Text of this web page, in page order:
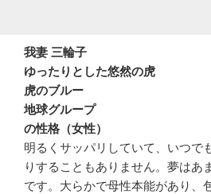
我妻 三輪子
ゆったりとした悠然の虎
虎のブルー
地球グループ
の性格（女性）
明るくサッパリしていて、いつで
りすることもありません。夢はあ
です。大らかで母性本能があり、